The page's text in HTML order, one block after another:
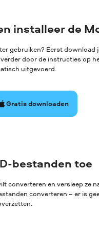
installeer de
gebruiken? Eerst
door de instructies op
uitgevoerd.
Gratis downloaden
bestanden toe
converteren en versleep ze
converteren – er is